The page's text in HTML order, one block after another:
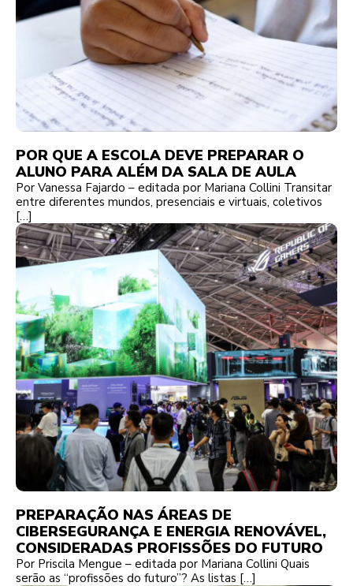
POR QUE A ESCOLA DEVE PREPARAR O
ALUNO PARA ALÉM DA SALA DE AULA
Por Vanessa Fajardo – editada por Mariana Collini Transitar
entre diferentes mundos, presenciais e virtuais, coletivos
[…]
PREPARAÇÃO NAS ÁREAS DE
CIBERSEGURANÇA E ENERGIA RENOVÁVEL,
CONSIDERADAS PROFISSÕES DO FUTURO
Por Priscila Mengue – editada por Mariana Collini Quais
serão as “profissões do futuro”? As listas […]